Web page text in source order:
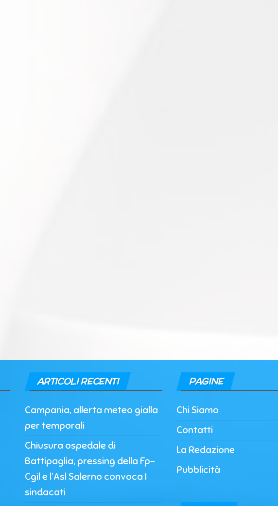
ARTICOLI RECENTI
Campania, allerta meteo gialla
per temporali
Chiusura ospedale di
Battipaglia, pressing della Fp-
Cgil e l’Asl Salerno convoca I
sindacati
PAGINE
Chi Siamo
Contatti
La Redazione
Pubblicità